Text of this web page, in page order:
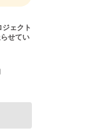
ジェクト
せてい